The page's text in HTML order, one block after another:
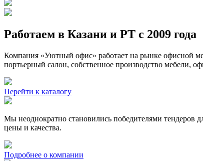
Работаем в Казани и РТ с 2009 года
Компания «Уютный офис» работает на рынке офисной
портьерный салон, собственное производство мебели,
Перейти к каталогу
Мы неоднократно становились победителями тендеров
цены и качества.
Подробнее о компании